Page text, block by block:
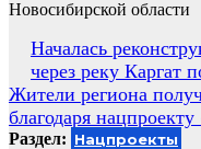
Новосибирской области
Навигация
по
записям
Началась
через реку Каргат
Жители региона
благодаря
Раздел: Нацпроекты